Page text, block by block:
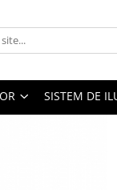
SISTEM DE